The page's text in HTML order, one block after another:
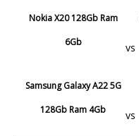
Nokia X20 128Gb Ram
6Gb
vs
Samsung Galaxy A22 5G
128Gb Ram 4Gb
vs